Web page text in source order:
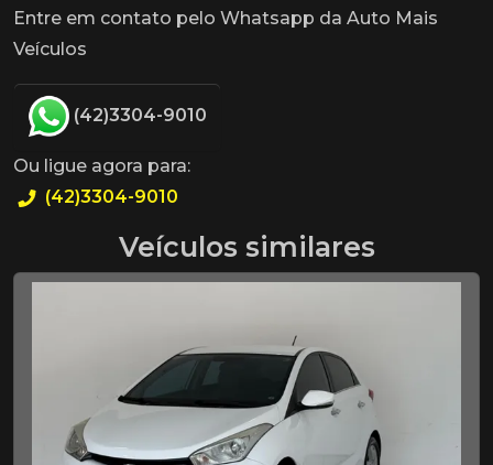
Entre em contato pelo Whatsapp da Auto Mais
Veículos
(42)3304-9010
Ou ligue agora para:
(42)3304-9010
Veículos similares